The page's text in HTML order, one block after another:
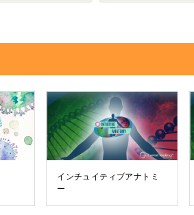
インチュイティブアナトミ
ー